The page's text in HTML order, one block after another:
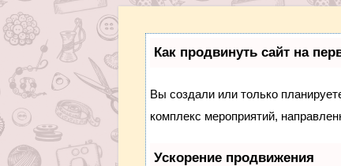
Как продвинуть сайт на
Вы создали или только
комплекс мероприятий,
Ускорение продвижения